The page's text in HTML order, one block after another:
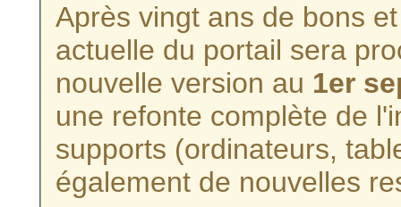
Après vingt ans de bons
actuelle du portail sera
nouvelle version au 1er
une refonte complète de
supports (ordinateurs,
également de nouvelles